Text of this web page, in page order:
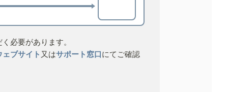
必要があります。
ブサイト 又はサポート窓口にてご確認